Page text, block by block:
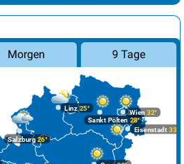
Morgen 9 Tage
Linz25°
Salzburg26°
Wien 32°
Eisenstadt 33°
Sankt Pölten 28°